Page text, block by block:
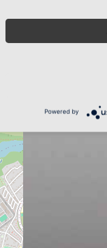
Powered by